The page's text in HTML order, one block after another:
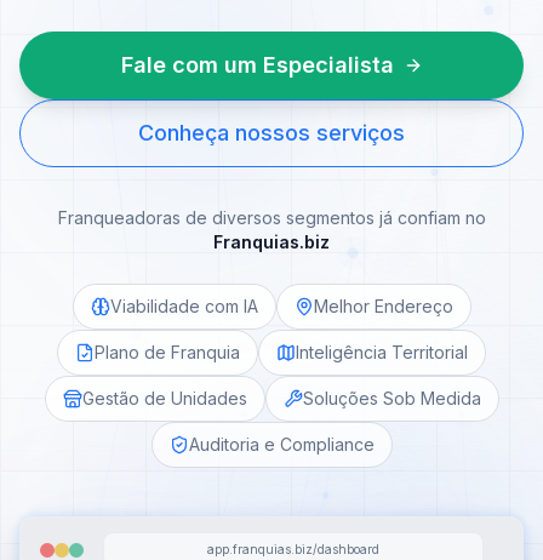
Fale com um Especialista
Conheça nossos serviços
Franqueadoras de diversos segmentos já confiam no
Franquias.biz
Viabilidade com IA Melhor Endereço
Plano de Franquia Inteligência Territorial
Gestão de Unidades Soluções Sob Medida
Auditoria e Compliance
app.franquias.biz/dashboard